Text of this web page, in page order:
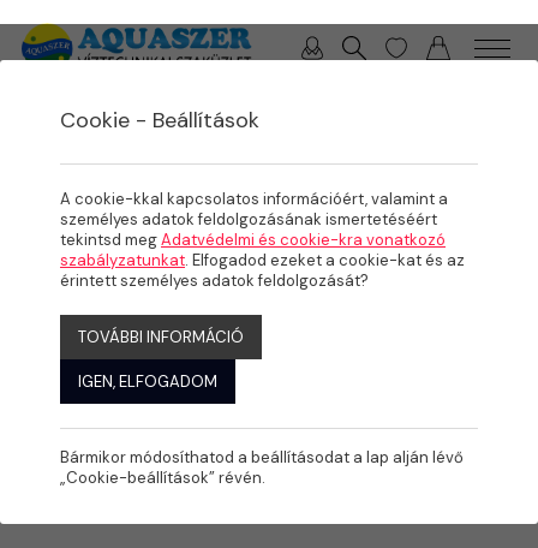
Cookie - Beállítások
A cookie-kkal kapcsolatos információért, valamint a
személyes adatok feldolgozásának ismertetéséért
tekintsd megAdatvédelmi és cookie-kra vonatkozó
szabályzatunkat. Elfogadod ezeket a cookie-kat és az
érintett személyes adatok feldolgozását?
TOVÁBBI INFORMÁCIÓ
IGEN, ELFOGADOM
Bármikor módosíthatod a beállításodat a lap alján lévő
„Cookie-beállítások” révén.